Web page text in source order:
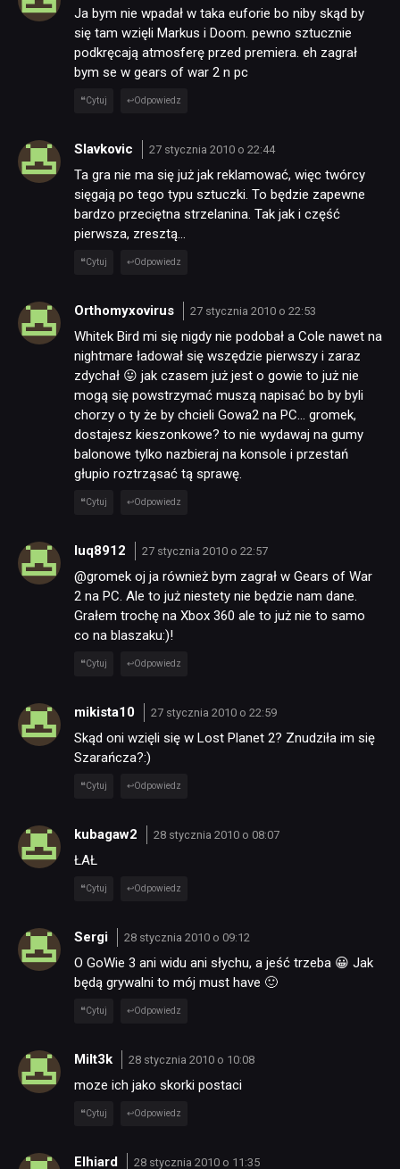
RETRO
DYSKUSJE
JUŻ GRALIŚMY
SKLEP
Ja bym nie wpadał w taka euforie bo niby skąd by
się tam wzięli Markus i Doom. pewno sztucznie
podkręcają atmosferę przed premiera. eh zagrał
bym se w gears of war 2 n pc
Cytuj Odpowiedz
Slavkovic 27 stycznia 2010 o 22:44
Ta gra nie ma się już jak reklamować, więc twórcy
sięgają po tego typu sztuczki. To będzie zapewne
bardzo przeciętna strzelanina. Tak jak i część
pierwsza, zresztą…
Cytuj Odpowiedz
Orthomyxovirus 27 stycznia 2010 o 22:53
Whitek Bird mi się nigdy nie podobał a Cole nawet na
nightmare ładował się wszędzie pierwszy i zaraz
zdychał 😛 jak czasem już jest o gowie to już nie
mogą się powstrzymać muszą napisać bo by byli
chorzy o ty że by chcieli Gowa2 na PC… gromek,
dostajesz kieszonkowe? to nie wydawaj na gumy
balonowe tylko nazbieraj na konsole i przestań
głupio roztrząsać tą sprawę.
Cytuj Odpowiedz
luq8912 27 stycznia 2010 o 22:57
@gromek oj ja również bym zagrał w Gears of War
2 na PC. Ale to już niestety nie będzie nam dane.
Grałem trochę na Xbox 360 ale to już nie to samo
co na blaszaku:)!
Cytuj Odpowiedz
mikista10 27 stycznia 2010 o 22:59
Skąd oni wzięli się w Lost Planet 2? Znudziła im się
Szarańcza?:)
Cytuj Odpowiedz
kubagaw2 28 stycznia 2010 o 08:07
ŁAŁ
Cytuj Odpowiedz
Sergi 28 stycznia 2010 o 09:12
O GoWie 3 ani widu ani słychu, a jeść trzeba 😀 Jak
będą grywalni to mój must have 🙂
Cytuj Odpowiedz
Milt3k 28 stycznia 2010 o 10:08
moze ich jako skorki postaci
Cytuj Odpowiedz
Elhiard 28 stycznia 2010 o 11:35